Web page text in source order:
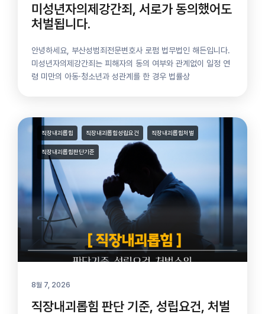
미성년자의제강간죄, 서로가 동의했어도
처벌됩니다.
안녕하세요, 부산성범죄전문변호사 로펌 법무법인 해든입니다.
미성년자의제강간죄는 피해자의 동의 여부와 관계없이 일정 연
령 미만의 아동·청소년과 성관계를 한 경우 법률상
직장내괴롭힘 직장내괴롭힘성립요건 직장내괴롭힘처벌
직장내괴롭힘판단기준
8월 7, 2026
직장내괴롭힘 판단 기준, 성립요건, 처벌